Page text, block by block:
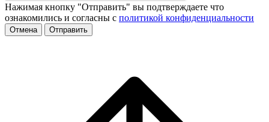
Нажимая кнопку "Отправить" вы подтверждаете что
ознакомились и согласны с политикой конфиденциальности
Отмена Отправить